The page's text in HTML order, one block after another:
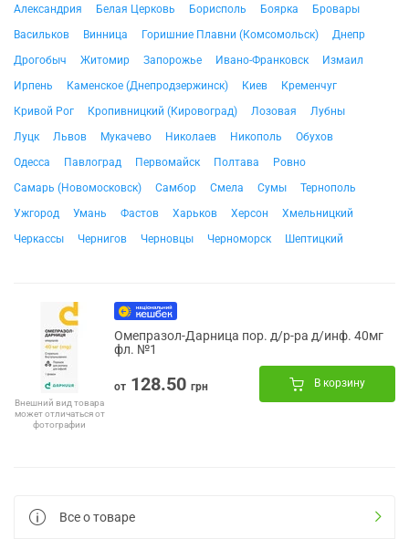
Александрия Белая Церковь Борисполь Боярка
Бровары
Васильков
Винница Горишние Плавни (Комсомольск)
Днепр
Дрогобыч
Житомир Запорожье Ивано-Франковск
Измаил
Ирпень
Каменское (Днепродзержинск) Киев
Кременчуг
Кривой Рог
Кропивницкий (Кировоград) Лозовая
Лубны
Луцк
Львов Мукачево Николаев Никополь
Обухов
Одесса
Павлоград Первомайск Полтава
Ровно
Самарь (Новомосковск)
Самбор Смела Сумы
Тернополь
Ужгород
Умань Фастов Харьков Херсон
Хмельницкий
Черкассы
Чернигов Черновцы Черноморск Шептицкий
Внешний вид товара
может отличаться от
фотографии
Омепразол-Дарница пор. д/р-ра д/инф. 40мг
фл. №1
от 128.50 грн В корзину
Все о товаре